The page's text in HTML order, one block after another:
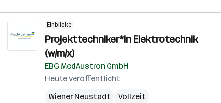
Einblicke
Projekttechniker*in Elektrotechnik
(w/m/x)
EBG MedAustron GmbH
Heute veröffentlicht
Wiener Neustadt
Vollzeit